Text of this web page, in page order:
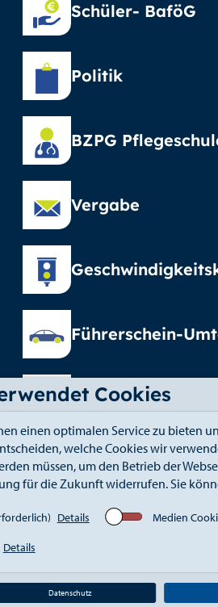
Cookies
einen optimalen Service zu bieten
welche Cookies wir
müssen, um den Betrieb der
für die Zukunft widerrufen. Sie
Details Medien
Details
Datenschutz
Schüler- BaföG
Politik
BZPG
Vergabe
Führerschein-
Elterngeld
Kontakt